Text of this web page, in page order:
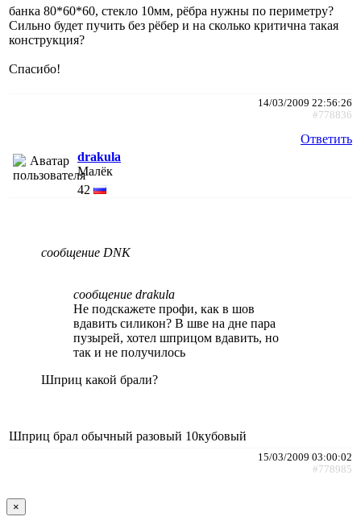
банка 80*60*60, стекло 10мм, рёбра нужны по периметру?
Сильно будет пучить без рёбер и на сколько критична такая
конструкция?
Спасибо!
14/03/2009 22:56:26
#778836
Ответить
drakula
Малёк
42
сообщение DNK
сообщение drakula
Не подскажете профи, как в шов
вдавить силикон? В шве на дне пара
пузырей, хотел шприцом вдавить, но
так и не получилось
Шприц какой брали?
Шприц брал обычный разовый 10кубовый
15/03/2009 03:00:02
#778985
×